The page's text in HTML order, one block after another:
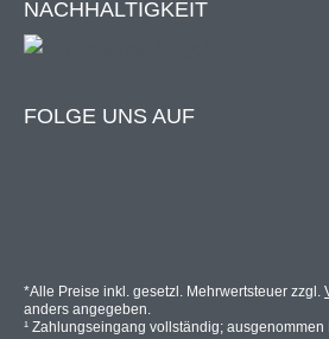
NACHHALTIGKEIT
FOLGE UNS AUF
*Alle Preise inkl. gesetzl. Mehrwertsteuer zzgl.
anders angegeben.
¹ Zahlungseingang vollständig; ausgenommen